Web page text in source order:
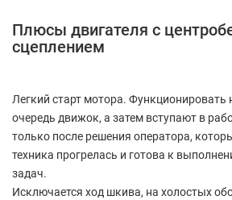
Плюсы двигателя с
сцеплением
Легкий старт мотора. Функционировать
очередь движок, а затем вступают в
только после решения оператора,
техника прогрелась и готова к
задач.
Исключается ход шкива, на холостых